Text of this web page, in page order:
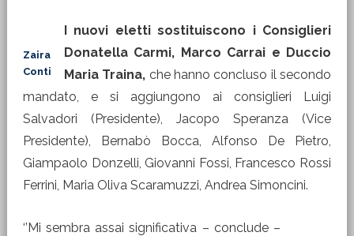
Zaira
Conti
I nuovi eletti sostituiscono i Consiglieri
Donatella Carmi, Marco Carrai e Duccio
Maria Traina, che hanno concluso il secondo
mandato, e si aggiungono ai consiglieri Luigi
Salvadori (Presidente), Jacopo Speranza (Vice
Presidente), Bernabò Bocca, Alfonso De Pietro,
Giampaolo Donzelli, Giovanni Fossi, Francesco Rossi
Ferrini, Maria Oliva Scaramuzzi, Andrea Simoncini.
‘’Mi sembra assai significativa – conclude –